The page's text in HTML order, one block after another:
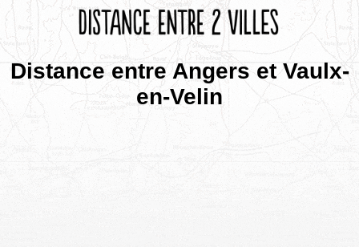
Distance entre Angers et Vaulx-
en-Velin